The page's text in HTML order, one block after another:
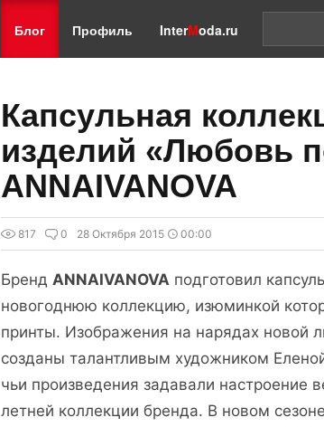
Блог Профиль InterModa.ru
Капсульная
изделий «Любовь
ANNAIVANOVA
817 0 28 Октября 2015 00:00
Бренд ANNAIVANOVA подготовил
новогоднюю коллекцию, изюминкой
принты. Изображения на нарядах новой
созданы талантливым художником
чьи произведения задавали настроение
летней коллекции бренда. В новом